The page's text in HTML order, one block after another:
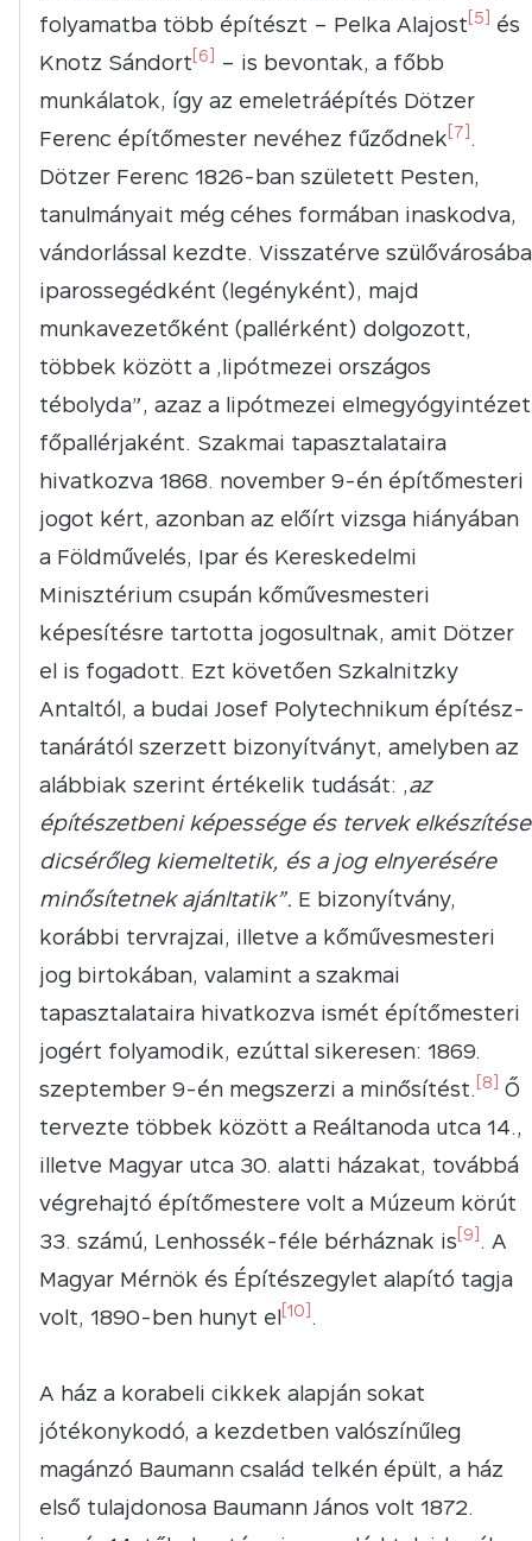
folyamatba több építészt – Pelka Alajost [5]
és
Knotz Sándort [6]
– is bevontak, a főbb
munkálatok, így az emeletráépítés Dötzer
Ferenc építőmester nevéhez fűződnek [7] .
Dötzer Ferenc 1826-ban született Pesten,
tanulmányait még céhes formában inaskodva,
vándorlással kezdte. Visszatérve szülővárosába
iparossegédként (legényként), majd
munkavezetőként (pallérként) dolgozott,
többek között a „lipótmezei országos
tébolyda”, azaz a lipótmezei elmegyógyintézet
főpallérjaként. Szakmai tapasztalataira
hivatkozva 1868. november 9-én építőmesteri
jogot kért, azonban az előírt vizsga hiányában
a Földművelés, Ipar és Kereskedelmi
Minisztérium csupán kőművesmesteri
képesítésre tartotta jogosultnak, amit Dötzer
el is fogadott. Ezt követően Szkalnitzky
Antaltól, a budai Josef Polytechnikum építész-
tanárától szerzett bizonyítványt, amelyben az
alábbiak szerint értékelik tudását: „az
építészetbeni képessége és tervek elkészítése
dicsérőleg kiemeltetik, és a jog elnyerésére
minősítetnek ajánltatik”. E bizonyítvány,
korábbi tervrajzai, illetve a kőművesmesteri
jog birtokában, valamint a szakmai
tapasztalataira hivatkozva ismét építőmesteri
jogért folyamodik, ezúttal sikeresen: 1869.
szeptember 9-én megszerzi a minősítést. [8]
Ő
tervezte többek között a Reáltanoda utca 14.,
illetve Magyar utca 30. alatti házakat, továbbá
végrehajtó építőmestere volt a Múzeum körút
33. számú, Lenhossék-féle bérháznak is [9] . A
Magyar Mérnök és Építészegylet alapító tagja
volt, 1890-ben hunyt el [10] .
A ház a korabeli cikkek alapján sokat
jótékonykodó, a kezdetben valószínűleg
magánzó Baumann család telkén épült, a ház
első tulajdonosa Baumann János volt 1872.